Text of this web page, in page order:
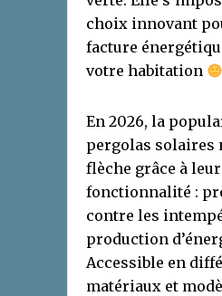
choix innovant
facture
votre habitation
En 2026, la
pergolas solaires
flèche grâce à
fonctionnalité :
contre les
production
Accessible en
matériaux et